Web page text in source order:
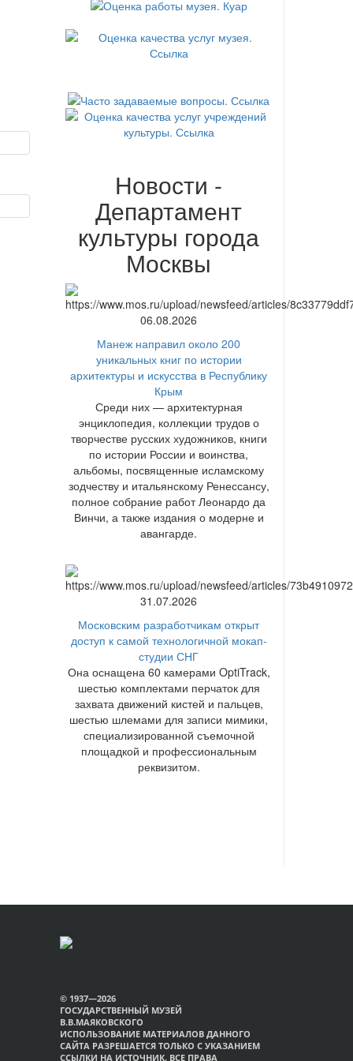
Новости -
Департамент
культуры города
Москвы
06.08.2026
Манеж направил около 200
уникальных книг по истории
архитектуры и искусства в Республику
Крым
Среди них — архитектурная
энциклопедия, коллекции трудов о
творчестве русских художников, книги
по истории России и воинства,
альбомы, посвященные исламскому
зодчеству и итальянскому Ренессансу,
полное собрание работ Леонардо да
Винчи, а также издания о модерне и
авангарде.
31.07.2026
Московским разработчикам открыт
доступ к самой технологичной мокап-
студии СНГ
Она оснащена 60 камерами OptiTrack,
шестью комплектами перчаток для
захвата движений кистей и пальцев,
шестью шлемами для записи мимики,
специализированной съемочной
площадкой и профессиональным
реквизитом.
© 1937—2026
ГОСУДАРСТВЕННЫЙ МУЗЕЙ
В.В.МАЯКОВСКОГО
ИСПОЛЬЗОВАНИЕ МАТЕРИАЛОВ ДАННОГО
САЙТА РАЗРЕШАЕТСЯ ТОЛЬКО С УКАЗАНИЕМ
ССЫЛКИ НА ИСТОЧНИК. ВСЕ ПРАВА